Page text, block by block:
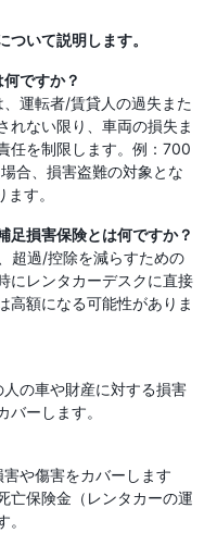
いて説明します。
ですか？
運転者/賃貸人の過失また
れない限り、車両の損失ま
任を制限します。例：700
合、損害盗難の対象とな
す。
足損害保険とは何ですか？
超過/控除を減らすための
にレンタカーデスクに直接
高額になる可能性がありま
の車や財産に対する損害
ーします。
や傷害をカバーします
亡保険金（レンタカーの運